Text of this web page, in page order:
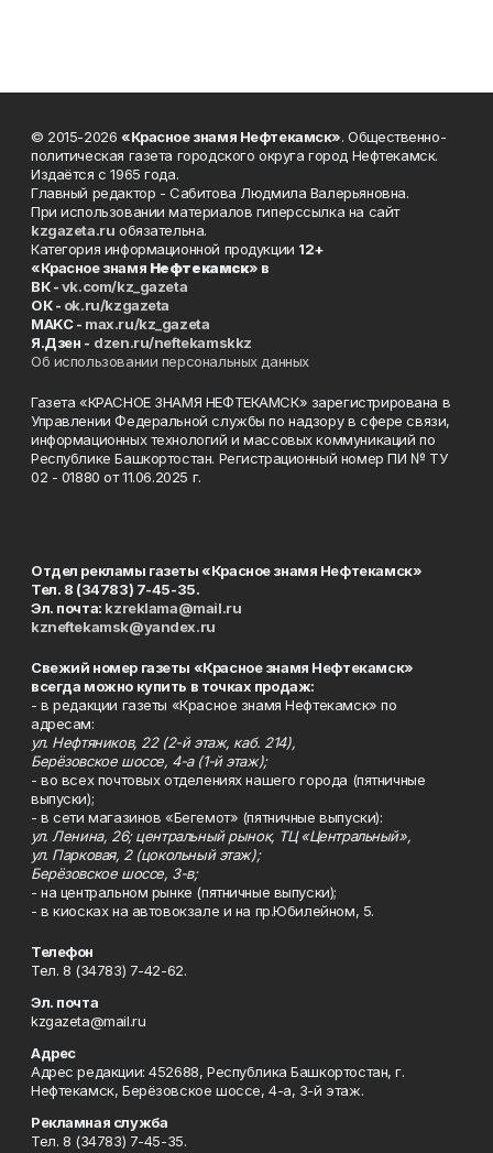
© 2015-2026 «Красное знамя Нефтекамск». Общественно-
политическая газета городского округа город Нефтекамск.
Издаётся с 1965 года.
Главный редактор - Сабитова Людмила Валерьяновна.
При использовании материалов гиперссылка на сайт
kzgazeta.ru обязательна.
Категория информационной продукции 12+
«Красное знамя Нефтекамск» в
ВК -vk.com/kz_gazeta
ОК - ok.ru/kzgazeta
MAKC - max.ru/kz_gazeta
Я.Дзен - dzen.ru/neftekamskkz
Об использовании персональных данных
Газета «КРАСНОЕ ЗНАМЯ НЕФТЕКАМСК» зарегистрирована в
Управлении Федеральной службы по надзору в сфере связи,
информационных технологий и массовых коммуникаций по
Республике Башкортостан. Регистрационный номер ПИ № ТУ
02 - 01880 от 11.06.2025 г.
Отдел рекламы газеты «Красное знамя Нефтекамск»
Тел. 8 (34783) 7-45-35.
Эл. почта: kzreklama@mail.ru
kzneftekamsk@yandex.ru
Свежий номер газеты «Красное знамя Нефтекамск»
всегда можно купить в точках продаж:
- в редакции газеты «Красное знамя Нефтекамск» по
адресам:
ул. Нефтяников, 22 (2-й этаж, каб. 214),
Берёзовское шоссе, 4-а (1-й этаж);
- во всех почтовых отделениях нашего города (пятничные
выпуски);
- в сети магазинов «Бегемот» (пятничные выпуски):
ул. Ленина, 26; центральный рынок, ТЦ «Центральный»,
ул. Парковая, 2 (цокольный этаж);
Берёзовское шоссе, 3-в;
- на центральном рынке (пятничные выпуски);
- в киосках на автовокзале и на пр.Юбилейном, 5.
Телефон
Тел. 8 (34783) 7-42-62.
Эл. почта
kzgazeta@mail.ru
Адрес
Адрес редакции: 452688, Республика Башкортостан, г.
Нефтекамск, Берёзовское шоссе, 4-а, 3-й этаж.
Рекламная служба
Тел. 8 (34783) 7-45-35.